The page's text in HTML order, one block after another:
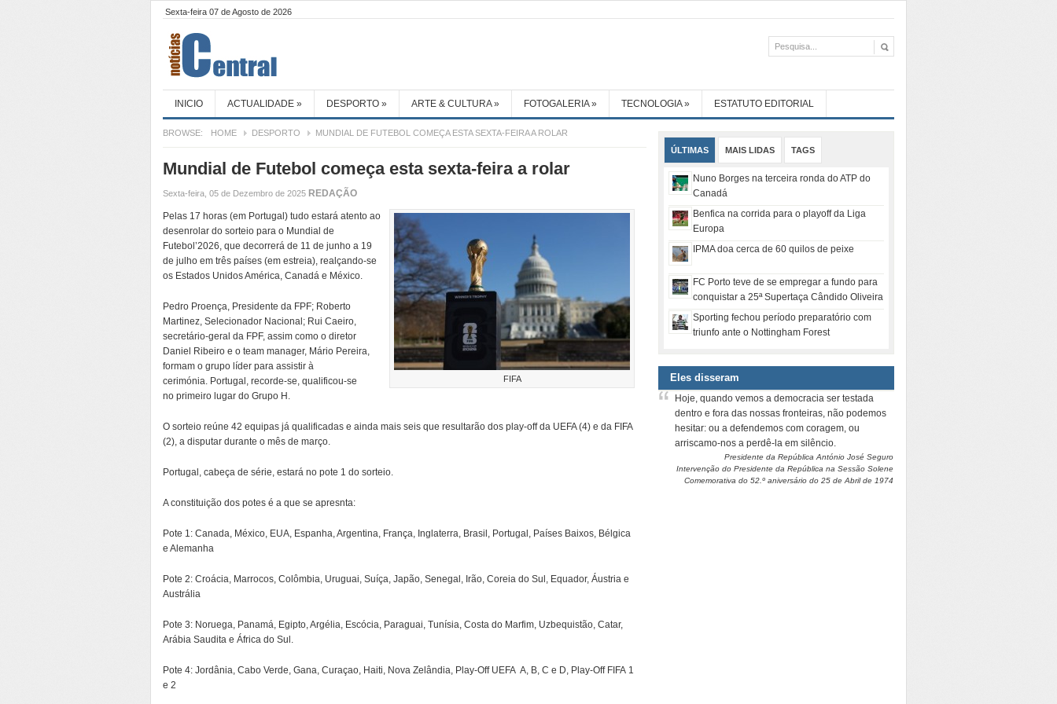
Sexta-feira 07 de Agosto de 2026
INICIO ACTUALIDADE » DESPORTO » ARTE & CULTURA» FOTOGALERIA» TECNOLOGIA» ESTATUTO EDITORIAL
BROWSE: HOME DESPORTO MUNDIAL DE FUTEBOL COMEÇA ESTA SEXTA-FEIRA A ROLAR
Mundial de Futebol começa esta sexta-feira a rolar
Sexta-feira, 05 de Dezembro de 2025 REDAÇÃO
FIFA
Pelas 17 horas (em Portugal) tudo estará atento ao
desenrolar do sorteio para o Mundial de
Futebol’2026, que decorrerá de 11 de junho a 19
de julho em três países (em estreia), realçando-se
os Estados Unidos América, Canadá e México.
Pedro Proença, Presidente da FPF; Roberto
Martinez, Selecionador Nacional; Rui Caeiro,
secretário-geral da FPF, assim como o diretor
Daniel Ribeiro e o team manager, Mário Pereira,
formam o grupo líder para assistir à
cerimónia. Portugal, recorde-se, qualificou-se
no primeiro lugar do Grupo H.
O sorteio reúne 42 equipas já qualificadas e ainda mais seis que resultarão dos play-off da UEFA (4) e da FIFA
(2), a disputar durante o mês de março.
Portugal, cabeça de série, estará no pote 1 do sorteio.
A constituição dos potes é a que se apresnta:
Pote 1: Canada, México, EUA, Espanha, Argentina, França, Inglaterra, Brasil, Portugal, Países Baixos, Bélgica
e Alemanha
Pote 2: Croácia, Marrocos, Colômbia, Uruguai, Suíça, Japão, Senegal, Irão, Coreia do Sul, Equador, Áustria e
Austrália
Pote 3: Noruega, Panamá, Egipto, Argélia, Escócia, Paraguai, Tunísia, Costa do Marfim, Uzbequistão, Catar,
Arábia Saudita e África do Sul.
Pote 4: Jordânia, Cabo Verde, Gana, Curaçao, Haiti, Nova Zelândia, Play-Off UEFA A, B, C e D, Play-Off FIFA 1
e 2
ÚLTIMAS MAIS LIDAS TAGS
Nuno Borges na terceira ronda do ATP do
Canadá
Benfica na corrida para o playoff da Liga
Europa
IPMA doa cerca de 60 quilos de peixe
FC Porto teve de se empregar a fundo para
conquistar a 25ª Supertaça Cândido Oliveira
Sporting fechou período preparatório com
triunfo ante o Nottingham Forest
Eles disseram
Hoje, quando vemos a democracia ser testada
dentro e fora das nossas fronteiras, não podemos
hesitar: ou a defendemos com coragem, ou
arriscamo-nos a perdê-la em silêncio.
Presidente da República António José Seguro
Intervenção do Presidente da República na Sessão Solene
Comemorativa do 52.º aniversário do 25 de Abril de 1974